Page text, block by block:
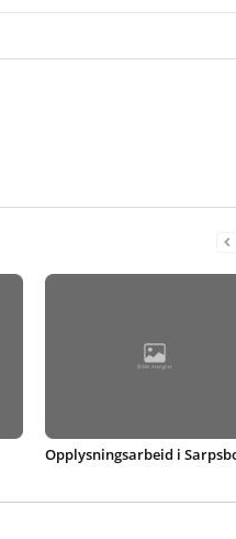
Opplysningsarbeid i